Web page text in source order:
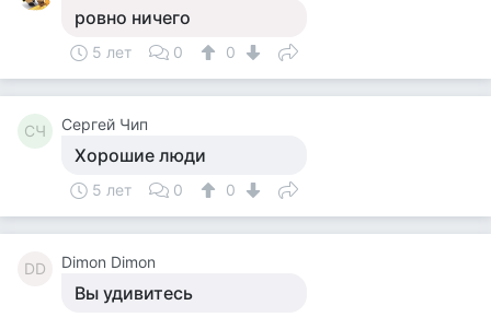
ровно ничего
5 лет 0 0
СЧ Сергей Чип
Хорошие люди
5 лет 0 0
DD Dimon Dimon
Вы удивитесь